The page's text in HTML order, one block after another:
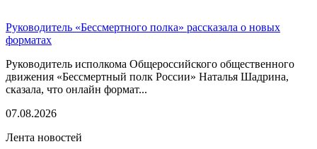
Руководитель «Бессмертного полка» рассказала о новых
форматах
Руководитель исполкома Общероссийского общественного
движения «Бессмертный полк России» Наталья Шадрина,
сказала, что онлайн формат...
07.08.2026
Лента новостей